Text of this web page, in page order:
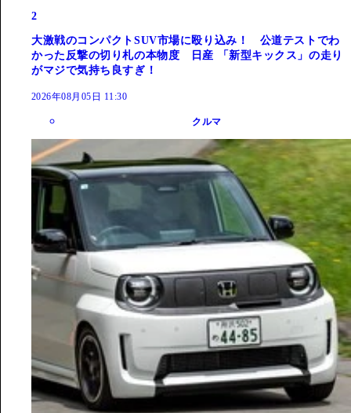
2
大激戦のコンパクトSUV市場に殴り込み！ 公道テストでわ
かった反撃の切り札の本物度 日産 「新型キックス」の走り
がマジで気持ち良すぎ！
2026年08月05日 11:30
クルマ